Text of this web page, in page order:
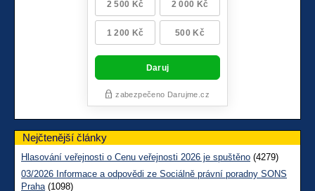
Nejčtenější články
Hlasování veřejnosti o Cenu veřejnosti 2026 je spuštěno (4279)
03/2026 Informace a odpovědi ze Sociálně právní poradny SONS
Praha(1098)